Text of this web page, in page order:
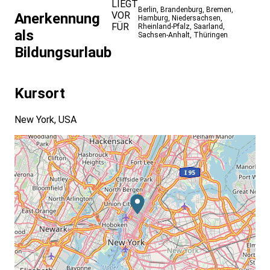
Anerkennung
als
Bildungsurlaub
LIEGT
VOR
FÜR
Berlin, Brandenburg, Bremen,
Hamburg, Niedersachsen,
Rheinland-Pfalz, Saarland,
Sachsen-Anhalt, Thüringen
Kursort
New York, USA